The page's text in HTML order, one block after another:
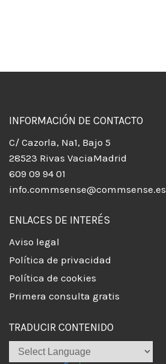
INFORMACIÓN DE CONTACTO
C/ Cazorla, Nª1, Bajo 5
28523 Rivas VaciaMadrid
609 09 94 01
info.commsense@commsense.es
ENLACES DE INTERÉS
Aviso legal
Política de privacidad
Política de cookies
Primera consulta gratis
TRADUCIR CONTENIDO